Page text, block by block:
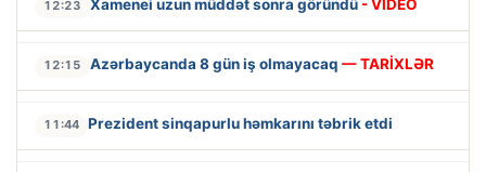
12:23 Xamenei uzun müddət sonra göründü - VİDEO
12:15 Azərbaycanda 8 gün iş olmayacaq — TARİXLƏR
11:44 Prezident sinqapurlu həmkarını təbrik etdi